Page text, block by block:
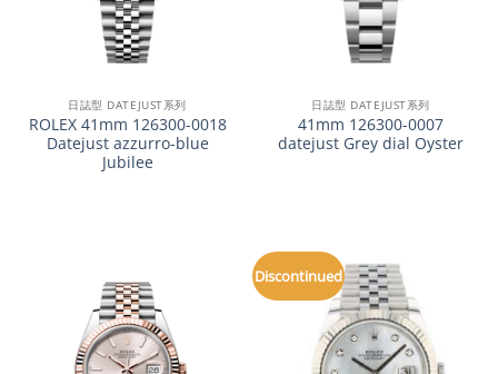
日誌型 DATEJUST系列
ROLEX 41mm 126300-0018
Datejust azzurro-blue
Jubilee
日誌型 DATEJUST系列
41mm 126300-0007
datejust Grey dial Oyster
Discontinued